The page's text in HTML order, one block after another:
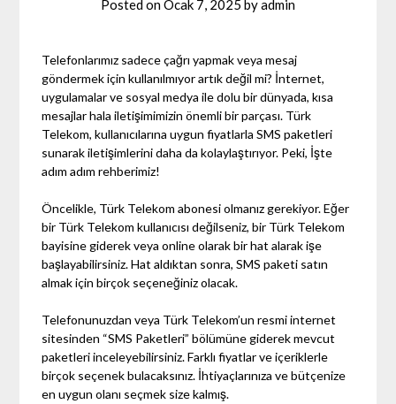
Posted onOcak 7, 2025 byadmin
Telefonlarımız sadece çağrı yapmak veya mesaj
göndermek için kullanılmıyor artık değil mi? İnternet,
uygulamalar ve sosyal medya ile dolu bir dünyada, kısa
mesajlar hala iletişimimizin önemli bir parçası. Türk
Telekom, kullanıcılarına uygun fiyatlarla SMS paketleri
sunarak iletişimlerini daha da kolaylaştırıyor. Peki, İşte
adım adım rehberimiz!
Öncelikle, Türk Telekom abonesi olmanız gerekiyor. Eğer
bir Türk Telekom kullanıcısı değilseniz, bir Türk Telekom
bayisine giderek veya online olarak bir hat alarak işe
başlayabilirsiniz. Hat aldıktan sonra, SMS paketi satın
almak için birçok seçeneğiniz olacak.
Telefonunuzdan veya Türk Telekom’un resmi internet
sitesinden “SMS Paketleri” bölümüne giderek mevcut
paketleri inceleyebilirsiniz. Farklı fiyatlar ve içeriklerle
birçok seçenek bulacaksınız. İhtiyaçlarınıza ve bütçenize
en uygun olanı seçmek size kalmış.